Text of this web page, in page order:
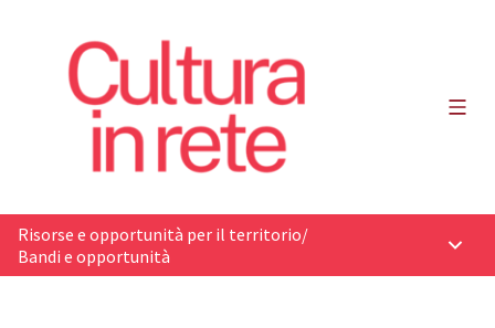
Risorse e opportunità per il territorio/
Bandi e opportunità